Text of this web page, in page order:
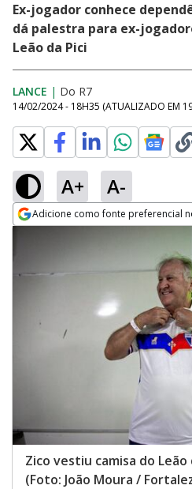
Ex-jogador conhece
dá palestra para ex-
Leão da Pici
LANCE | Do R7
14/02/2024 - 18H35 (ATUALIZADO EM
A+ A-
Adicione como fonte preferencial
Zico vestiu camisa do
(Foto: João Moura /